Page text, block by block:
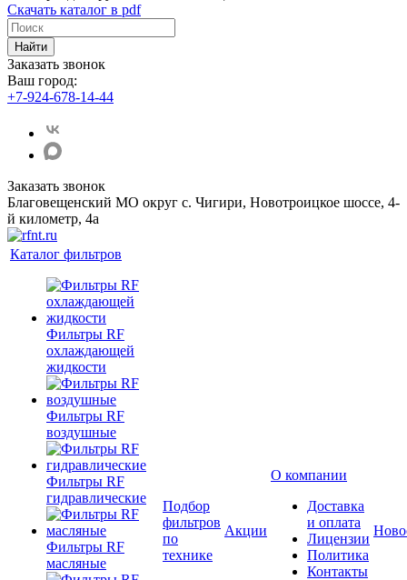
Скачать каталог в pdf
Найти
Заказать звонок
Ваш город:
+7-924-678-14-44‬
Заказать звонок
Благовещенский МО округ с. Чигири, Новотроицкое шоссе, 4-
й километр, 4а
Каталог фильтров
Фильтры RF
охлаждающей
жидкости
Фильтры RF
воздушные
Фильтры RF
гидравлические
Фильтры RF
масляные
Подбор
фильтров
по
технике
Акции
О компании
Доставка
и оплата
Лицензии
Политика
Контакты